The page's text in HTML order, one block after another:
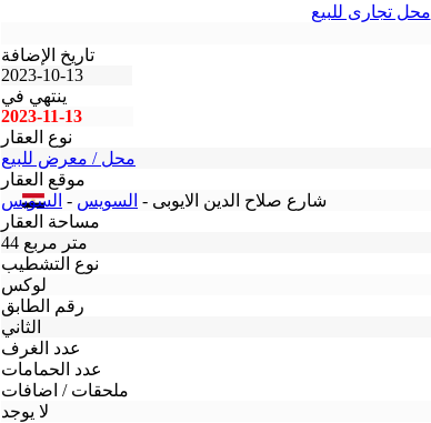
محل تجارى للبيع
تاريخ الإضافة
2023-10-13
ينتهي في
2023-11-13
نوع العقار
محل / معرض للبيع
موقع العقار
شارع صلاح الدين الايوبى - السويس - السويس
مساحة العقار
44 متر مربع
نوع التشطيب
لوكس
رقم الطابق
الثاني
عدد الغرف
عدد الحمامات
ملحقات / اضافات
لا يوجد